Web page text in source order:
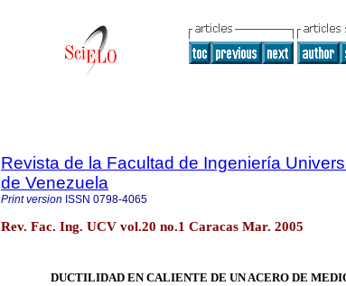
Revista de la Facultad de Ingeniería
de Venezuela
Print version ISSN 0798-4065
Rev. Fac. Ing. UCV vol.20 no.1 Caracas Mar. 2005
DUCTILIDAD EN CALIENTE DE UN ACERO DE